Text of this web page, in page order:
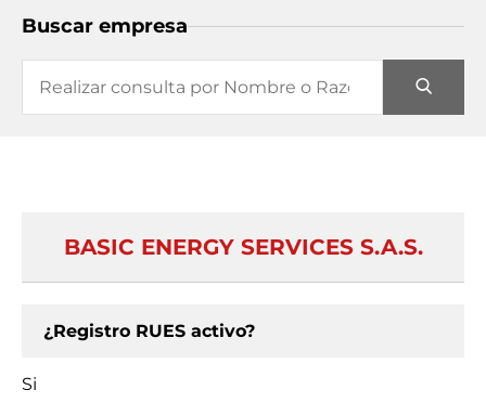
Buscar empresa
BASIC ENERGY SERVICES S.A.S.
¿Registro RUES activo?
Si